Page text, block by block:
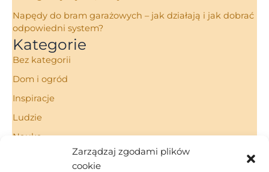
Zarządzaj zgodami plików
cookie
Napędy do bram garażowych – jak działają i jak dobrać
odpowiedni system?
Kategorie
Bez kategorii
Dom i ogród
Inspiracje
Ludzie
Nauka